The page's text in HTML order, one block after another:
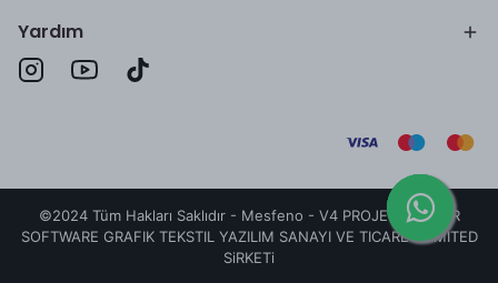
Yardım
©2024 Tüm Hakları Saklıdır - Mesfeno - V4 PROJECT TAILOR
SOFTWARE GRAFIK TEKSTIL YAZILIM SANAYI VE TICARET LIMITED
SiRKETi